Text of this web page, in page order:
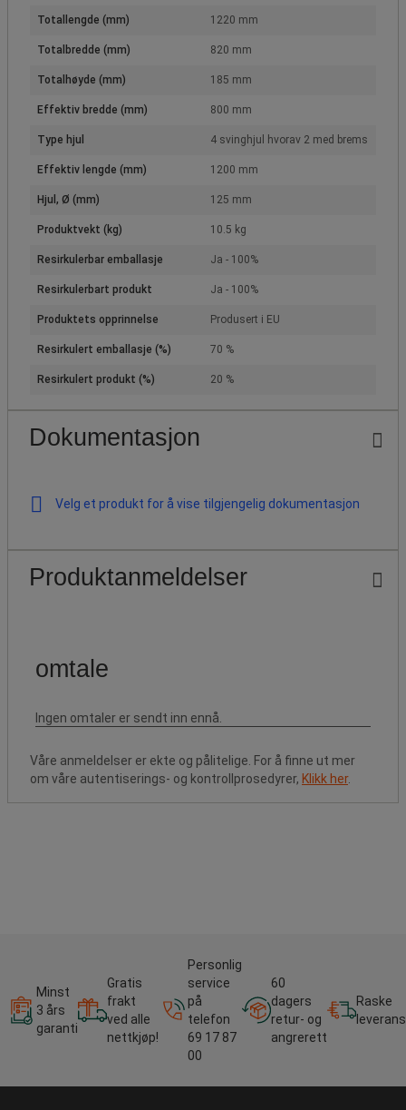
Totallengde (mm) 1220 mm
Totalbredde (mm) 820 mm
Totalhøyde (mm) 185 mm
Effektiv bredde (mm) 800 mm
Type hjul 4 svinghjul hvorav 2 med brems
Effektiv lengde (mm) 1200 mm
Hjul, Ø (mm) 125 mm
Produktvekt (kg) 10.5 kg
Resirkulerbar emballasje Ja - 100%
Resirkulerbart produkt Ja - 100%
Produktets opprinnelse Produsert i EU
Resirkulert emballasje (%) 70 %
Resirkulert produkt (%) 20 %
Dokumentasjon
Velg et produkt for å vise tilgjengelig dokumentasjon
Produktanmeldelser
Våre anmeldelser er ekte og pålitelige. For å finne ut mer
om våre autentiserings- og kontrollprosedyrer, Klikk her.
Minst
3 års
garanti
Gratis
frakt
ved alle
nettkjøp!
Personlig
service
på
telefon
69 17 87
00
60
dagers
retur- og
angrerett
Raske